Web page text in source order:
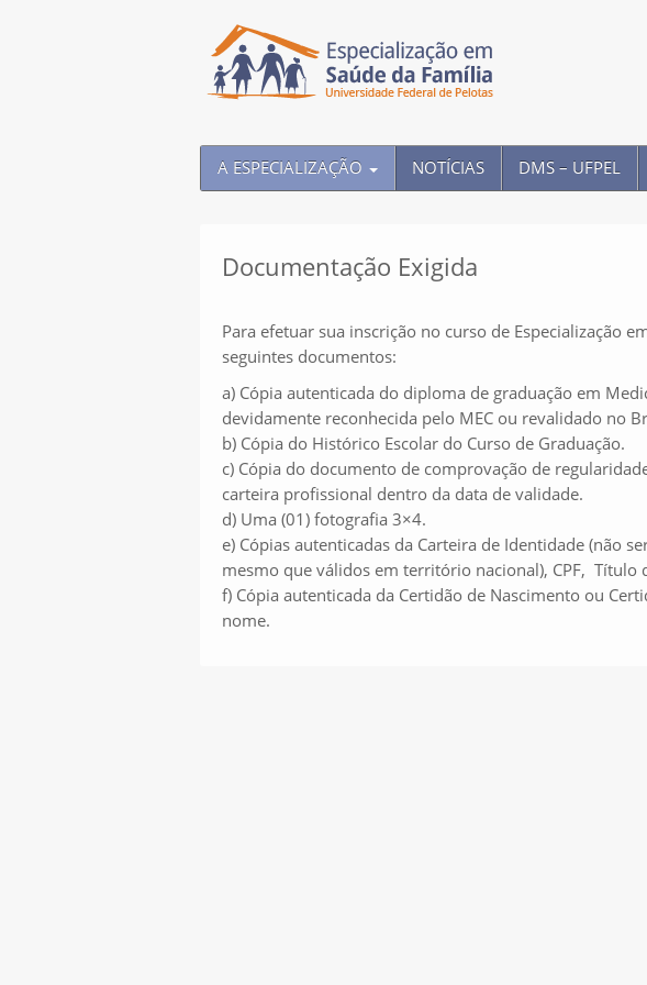
A ESPECIALIZAÇÃO NOTÍCIAS DMS – UFPEL
Documentação Exigida
Para efetuar sua inscrição no curso de Especialização
seguintes documentos:
a) Cópia autenticada do diploma de graduação em
devidamente reconhecida pelo MEC ou revalidado no
b) Cópia do Histórico Escolar do Curso de Graduação.
c) Cópia do documento de comprovação de
carteira profissional dentro da data de validade.
d) Uma (01) fotografia 3×4.
e) Cópias autenticadas da Carteira de Identidade (não
mesmo que válidos em território nacional), CPF, Título
f) Cópia autenticada da Certidão de Nascimento ou
nome.